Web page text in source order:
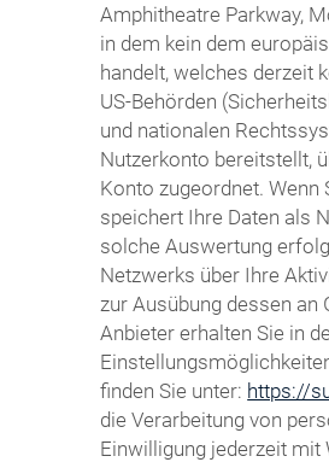
Amphitheatre Parkway,
in dem kein dem
handelt, welches derzeit
US-Behörden
und nationalen
Nutzerkonto bereitstellt,
Konto zugeordnet.
speichert Ihre Daten als
solche Auswertung
Netzwerks über Ihre
zur Ausübung dessen
Anbieter erhalten Sie in
finden Sie unter: https://
die Verarbeitung von
Einwilligung jederzeit mit